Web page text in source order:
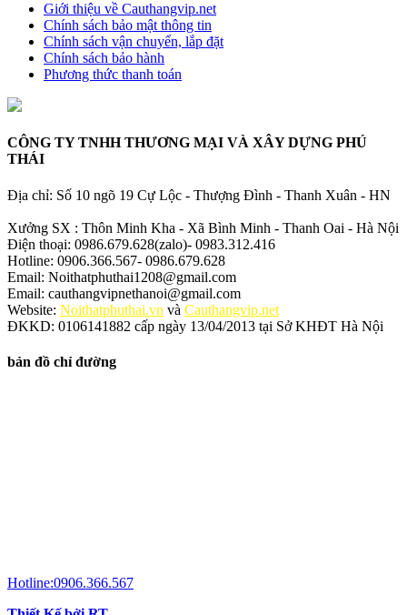
Giới thiệu về Cauthangvip.net
Chính sách bảo mật thông tin
Chính sách vận chuyển, lắp đặt
Chính sách bảo hành
Phương thức thanh toán
CÔNG TY TNHH THƯƠNG MẠI VÀ XÂY DỰNG PHÚ
THÁI
Địa chỉ: Số 10 ngõ 19 Cự Lộc - Thượng Đình - Thanh Xuân - HN
Xưởng SX : Thôn Minh Kha - Xã Bình Minh - Thanh Oai - Hà Nội
Điện thoại: 0986.679.628(zalo)- 0983.312.416
Hotline: 0906.366.567- 0986.679.628
Email: Noithatphuthai1208@gmail.com
Email: cauthangvipnethanoi@gmail.com
Website: Noithatphuthai.vn và Cauthangvip.net
ĐKKD: 0106141882 cấp ngày 13/04/2013 tại Sở KHĐT Hà Nội
bản đồ chỉ đường
Hotline:0906.366.567